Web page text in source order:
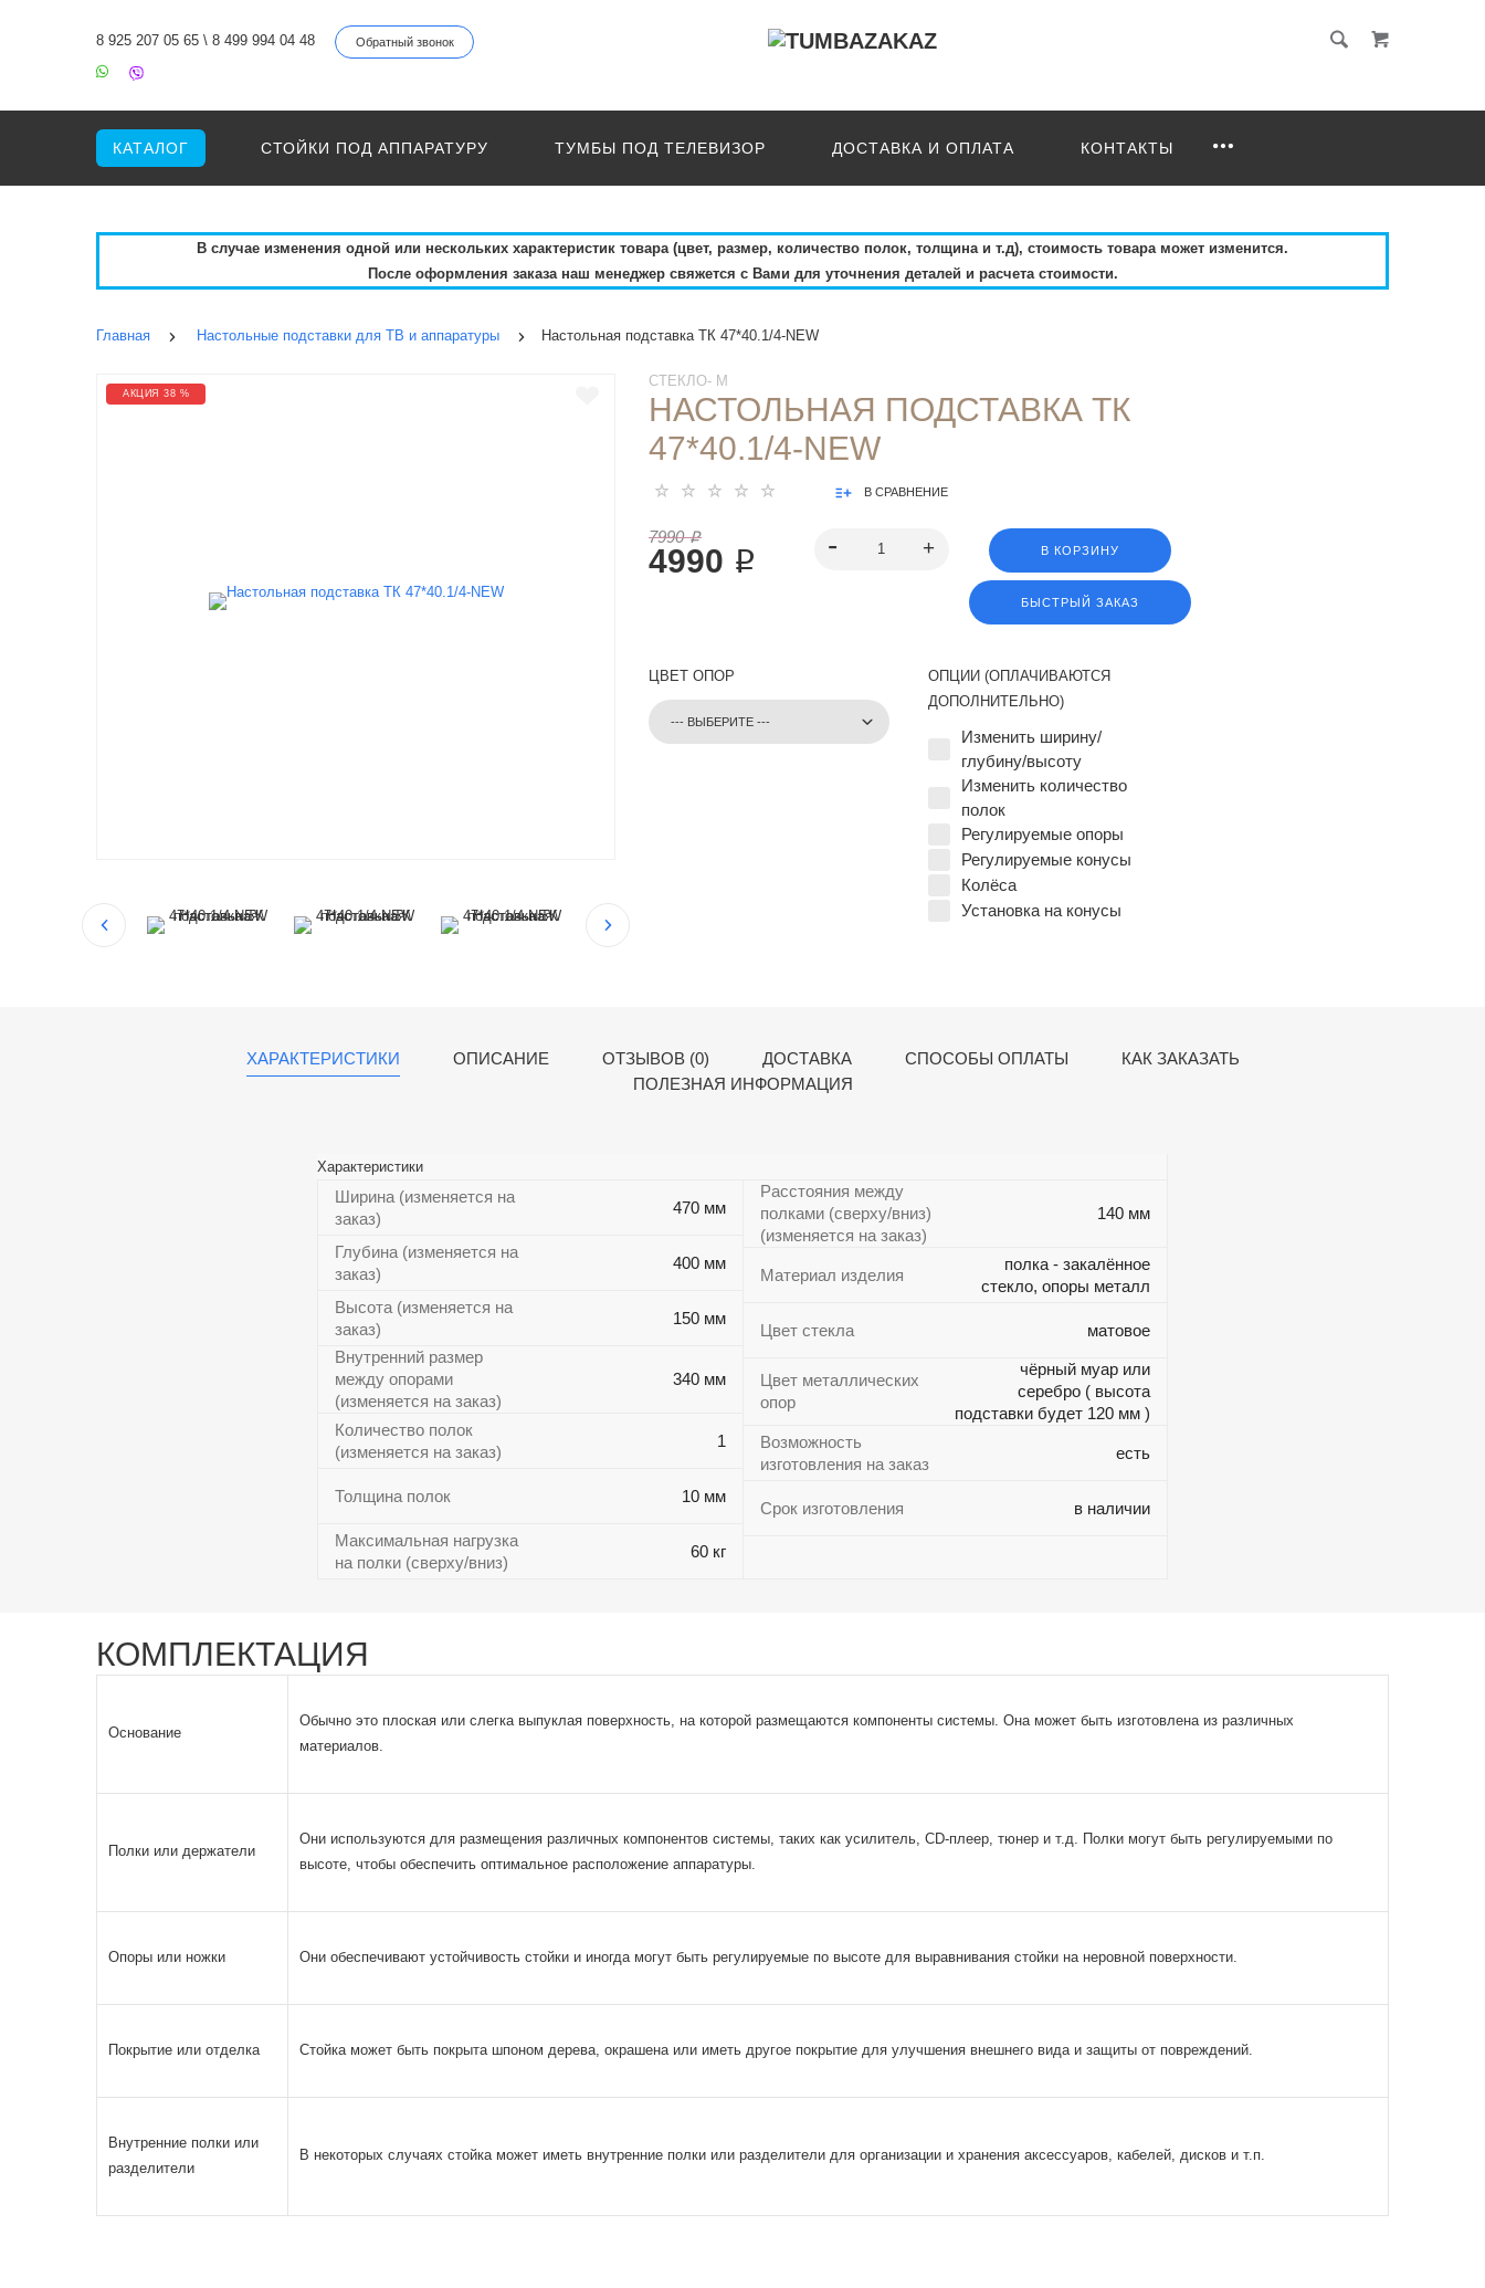
8 925 207 05 65 \ 8 499 994 04 48 Обратный звонок
КАТАЛОГ СТОЙКИ ПОД АППАРАТУРУ ТУМБЫ ПОД ТЕЛЕВИЗОР ДОСТАВКА И ОПЛАТА КОНТАКТЫ
В случае изменения одной или нескольких характеристик товара (цвет, размер, количество полок, толщина и т.д), стоимость товара может изменится.
После оформления заказа наш менеджер свяжется с Вами для уточнения деталей и расчета стоимости.
Главная Настольные подставки для ТВ и аппаратуры Настольная подставка ТК 47*40.1/4-NEW
АКЦИЯ 38 %
СТЕКЛО- М
НАСТОЛЬНАЯ ПОДСТАВКА ТК
47*40.1/4-NEW
В СРАВНЕНИЕ
7990 ₽
4990 ₽ В КОРЗИНУ
БЫСТРЫЙ ЗАКАЗ
ЦВЕТ ОПОР
ОПЦИИ (ОПЛАЧИВАЮТСЯ
ДОПОЛНИТЕЛЬНО)
Изменить ширину/
глубину/высоту
Изменить количество
полок
Регулируемые опоры
Регулируемые конусы
Колёса
Установка на конусы
ХАРАКТЕРИСТИКИ ОПИСАНИЕ ОТЗЫВОВ (0) ДОСТАВКА СПОСОБЫ ОПЛАТЫ
КАК ЗАКАЗАТЬ
ПОЛЕЗНАЯ ИНФОРМАЦИЯ
Характеристики
Ширина (изменяется на
заказ)
470 мм
Глубина (изменяется на
заказ)
400 мм
Высота (изменяется на
заказ)
150 мм
Внутренний размер
между опорами
(изменяется на заказ)
340 мм
Количество полок
(изменяется на заказ)
1
Толщина полок 10 мм
Максимальная нагрузка
на полки (сверху/вниз)
60 кг
Расстояния между
полками (сверху/вниз)
(изменяется на заказ)
140 мм
Материал изделия
полка - закалённое
стекло, опоры металл
Цвет стекла матовое
Цвет металлических
опор
чёрный муар или
серебро ( высота
подставки будет 120 мм )
Возможность
изготовления на заказ
есть
Срок изготовления в наличии
КОМПЛЕКТАЦИЯ
Основание
Обычно это плоская или слегка выпуклая поверхность, на которой размещаются компоненты системы. Она может быть изготовлена из различных
материалов.
Полки или держатели
Они используются для размещения различных компонентов системы, таких как усилитель, CD-плеер, тюнер и т.д. Полки могут быть регулируемыми по
высоте, чтобы обеспечить оптимальное расположение аппаратуры.
Опоры или ножки Они обеспечивают устойчивость стойки и иногда могут быть регулируемые по высоте для выравнивания стойки на неровной поверхности.
Покрытие или отделка Стойка может быть покрыта шпоном дерева, окрашена или иметь другое покрытие для улучшения внешнего вида и защиты от повреждений.
Внутренние полки или
разделители
В некоторых случаях стойка может иметь внутренние полки или разделители для организации и хранения аксессуаров, кабелей, дисков и т.п.